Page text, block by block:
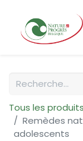
Tous les produits
Remèdes
adolescents